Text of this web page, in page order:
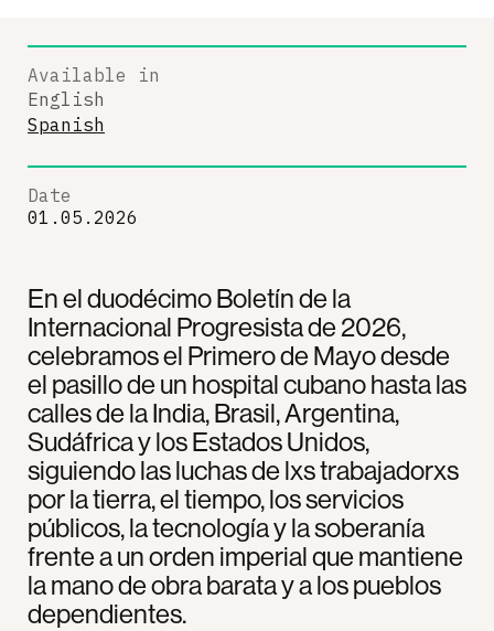
En el duodécimo Boletín de la
Internacional Progresista de 2026,
celebramos el Primero de Mayo desde
el pasillo de un hospital cubano hasta las
calles de la India, Brasil, Argentina,
Sudáfrica y los Estados Unidos,
siguiendo las luchas de lxs trabajadorxs
por la tierra, el tiempo, los servicios
públicos, la tecnología y la soberanía
frente a un orden imperial que mantiene
la mano de obra barata y a los pueblos
dependientes.
Available in
English
Spanish
Date
01.05.2026